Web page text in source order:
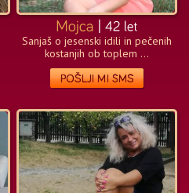
Sanjaš o jesenski idili in pečenih
kostanjih ob toplem ...